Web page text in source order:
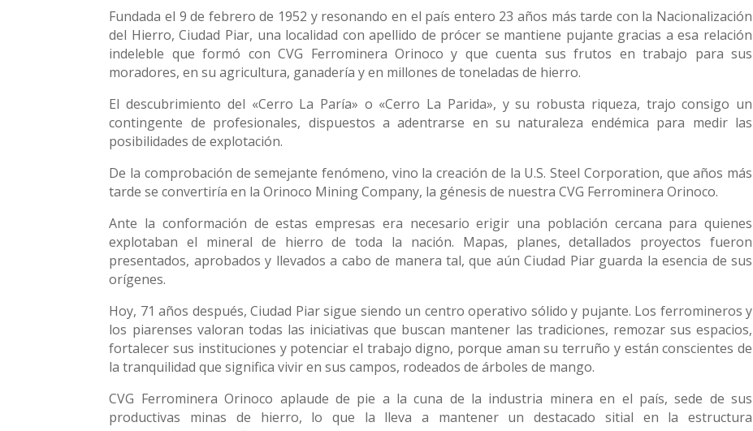
Fundada el 9 de febrero de 1952 y resonando en el país entero 23 años más tarde con la Nacionalización
del Hierro, Ciudad Piar, una localidad con apellido de prócer se mantiene pujante gracias a esa relación
indeleble que formó con CVG Ferrominera Orinoco y que cuenta sus frutos en trabajo para sus
moradores, en su agricultura, ganadería y en millones de toneladas de hierro.
El descubrimiento del «Cerro La Paría» o «Cerro La Parida», y su robusta riqueza, trajo consigo un
contingente de profesionales, dispuestos a adentrarse en su naturaleza endémica para medir las
posibilidades de explotación.
De la comprobación de semejante fenómeno, vino la creación de la U.S. Steel Corporation, que años más
tarde se convertiría en la Orinoco Mining Company, la génesis de nuestra CVG Ferrominera Orinoco.
Ante la conformación de estas empresas era necesario erigir una población cercana para quienes
explotaban el mineral de hierro de toda la nación. Mapas, planes, detallados proyectos fueron
presentados, aprobados y llevados a cabo de manera tal, que aún Ciudad Piar guarda la esencia de sus
orígenes.
Hoy, 71 años después, Ciudad Piar sigue siendo un centro operativo sólido y pujante. Los ferromineros y
los piarenses valoran todas las iniciativas que buscan mantener las tradiciones, remozar sus espacios,
fortalecer sus instituciones y potenciar el trabajo digno, porque aman su terruño y están conscientes de
la tranquilidad que significa vivir en sus campos, rodeados de árboles de mango.
CVG Ferrominera Orinoco aplaude de pie a la cuna de la industria minera en el país, sede de sus
productivas minas de hierro, lo que la lleva a mantener un destacado sitial en la estructura